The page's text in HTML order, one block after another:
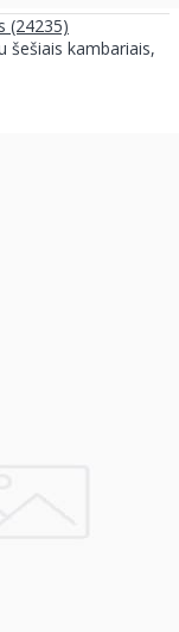
(24235)
šešiais kambariais,